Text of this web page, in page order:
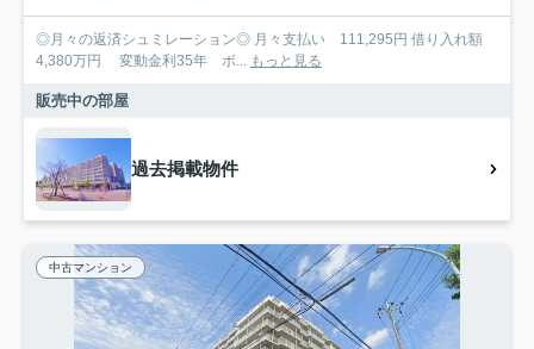
◎月々の返済シュミレーション◎ 月々支払い 111,295円 借り入れ額
4,380万円 変動金利35年 ボ... もっと見る
販売中の部屋
過去掲載物件
中古マンション